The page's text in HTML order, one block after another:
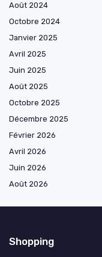
Août 2024
Octobre 2024
Janvier 2025
Avril 2025
Juin 2025
Août 2025
Octobre 2025
Décembre 2025
Février 2026
Avril 2026
Juin 2026
Août 2026
Shopping